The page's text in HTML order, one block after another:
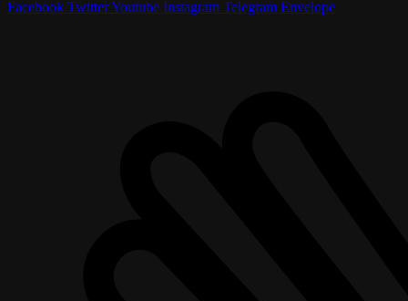
Facebook TwitterYoutube Instagram Telegram Envelope